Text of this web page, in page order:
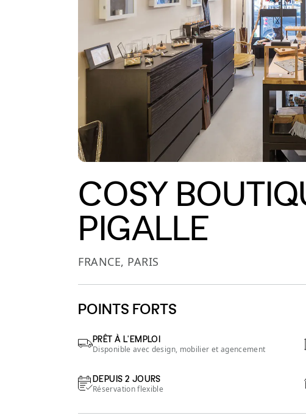
COSY
PIGALLE
FRANCE, PARIS
POINTS FORTS
PRÊT À L'EMPLOI
Disponible avec design, mobilier et agencement
DEPUIS 2 JOURS
Réservation flexible